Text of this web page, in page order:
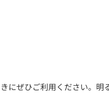
にぜひご利用ください。明